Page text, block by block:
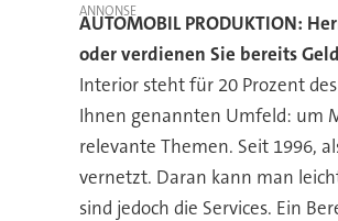
AUTOMOBIL PRODUKTION:
oder verdienen Sie bereits
Interior steht für 20 Prozent
Ihnen genannten Umfeld: um
relevante Themen. Seit 1996,
vernetzt. Daran kann man
sind jedoch die Services. Ein